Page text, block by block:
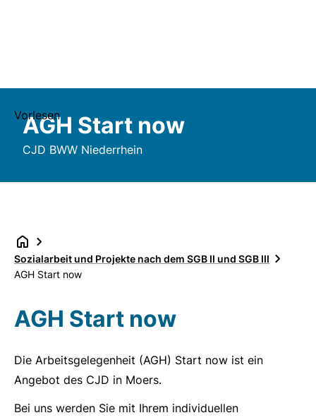
Vorlesen
AGH Start now
CJD BWW Niederrhein
Sozialarbeit und Projekte nach dem SGB II und SGB III
AGH Start now
AGH Start now
Die Arbeitsgelegenheit (AGH) Start now ist ein
Angebot des CJD in Moers.
Bei uns werden Sie mit Ihrem individuellen